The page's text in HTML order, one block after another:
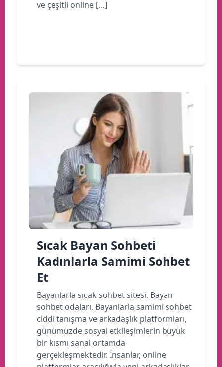
ve çeşitli online […]
Sıcak Bayan Sohbeti
Kadınlarla Samimi Sohbet
Et
Bayanlarla sıcak sohbet sitesi, Bayan
sohbet odaları, Bayanlarla samimi sohbet
ciddi tanışma ve arkadaşlık platformları,
günümüzde sosyal etkileşimlerin büyük
bir kısmı sanal ortamda
gerçekleşmektedir. İnsanlar, online